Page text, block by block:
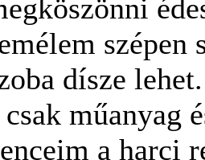
dísze
műanyag
a harci